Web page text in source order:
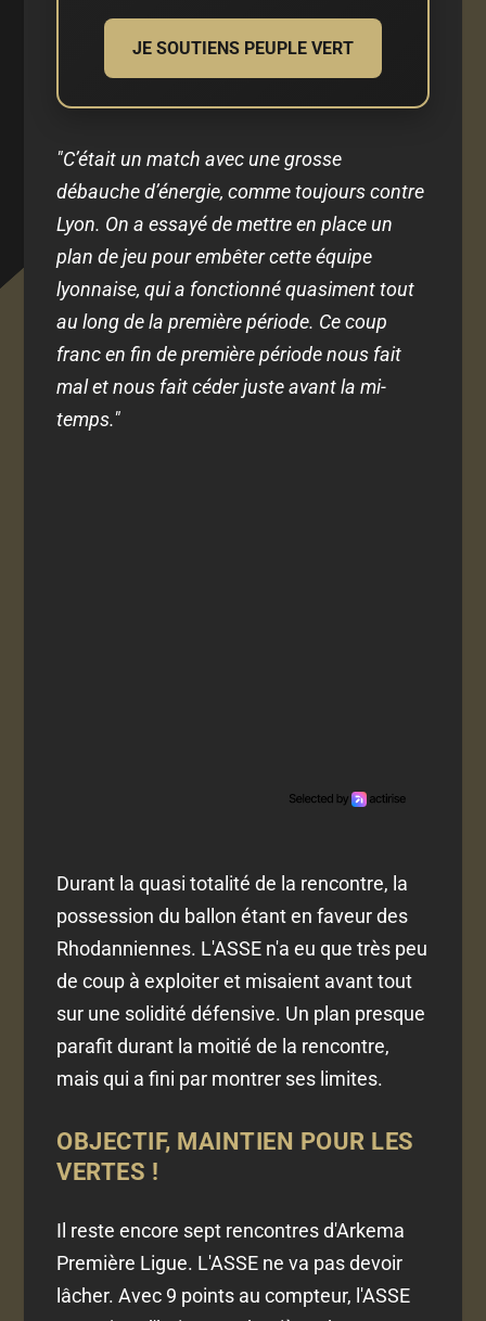
JE SOUTIENS PEUPLE VERT
"C’était un match avec une grosse
débauche d’énergie, comme toujours contre
Lyon. On a essayé de mettre en place un
plan de jeu pour embêter cette équipe
lyonnaise, qui a fonctionné quasiment tout
au long de la première période. Ce coup
franc en fin de première période nous fait
mal et nous fait céder juste avant la mi-
temps."
Durant la quasi totalité de la rencontre, la
possession du ballon étant en faveur des
Rhodanniennes. L'ASSE n'a eu que très peu
de coup à exploiter et misaient avant tout
sur une solidité défensive. Un plan presque
parafit durant la moitié de la rencontre,
mais qui a fini par montrer ses limites.
OBJECTIF, MAINTIEN POUR LES
VERTES !
Il reste encore sept rencontres d'Arkema
Première Ligue. L'ASSE ne va pas devoir
lâcher. Avec 9 points au compteur, l'ASSE